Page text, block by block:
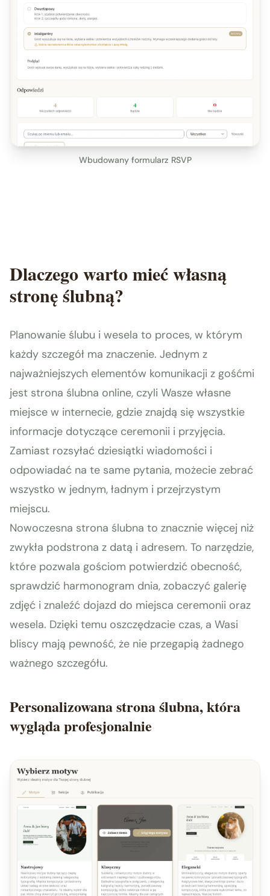
Wbudowany formularz RSVP
Dlaczego warto mieć własną
stronę ślubną?
Planowanie ślubu i wesela to proces, w którym
każdy szczegół ma znaczenie. Jednym z
najważniejszych elementów komunikacji z gośćmi
jest strona ślubna online, czyli Wasze własne
miejsce w internecie, gdzie znajdą się wszystkie
informacje dotyczące ceremonii i przyjęcia.
Zamiast rozsyłać dziesiątki wiadomości i
odpowiadać na te same pytania, możecie zebrać
wszystko w jednym, ładnym i przejrzystym
miejscu.
Nowoczesna strona ślubna to znacznie więcej niż
zwykła podstrona z datą i adresem. To narzędzie,
które pozwala gościom potwierdzić obecność,
sprawdzić harmonogram dnia, zobaczyć galerię
zdjęć i znaleźć dojazd do miejsca ceremonii oraz
wesela. Dzięki temu oszczędzacie czas, a Wasi
bliscy mają pewność, że nie przegapią żadnego
ważnego szczegółu.
Personalizowana strona ślubna, która
wygląda profesjonalnie